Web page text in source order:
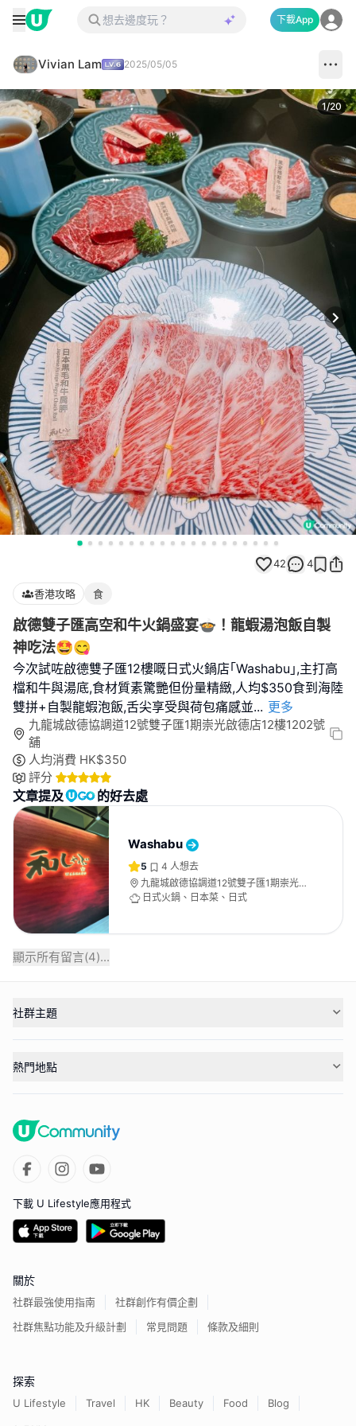
下載App
Vivian Lam 2025/05/05
1/20
42 4
香港攻略 食
啟德雙子匯高空和牛火鍋盛宴🍲！龍蝦湯泡飯自製
神吃法🤩😋
今次試咗啟德雙子匯12樓嘅日式火鍋店｢Washabu｣,主打高
檔和牛與湯底,食材質素驚艷但份量精緻,人均$350食到海陸
雙拼+自製龍蝦泡飯,舌尖享受與荷包痛感並... 更多
九龍城啟德協調道12號雙子匯1期崇光啟德店12樓1202號
舖
人均消費 HK$350
評分
文章提及 的好去處
Washabu
5 4 人想去
九龍城啟德協調道12號雙子匯1期崇光啟
德店12樓1202號舖
日式火鍋、日本菜、日式
顯示所有留言(4)...
社群主題
熱門地點
下載 U Lifestyle應用程式
關於
社群最強使用指南
社群創作有價企劃
社群焦點功能及升級計劃
常見問題 條款及細則
探索
U Lifestyle Travel HK Beauty Food
Blog